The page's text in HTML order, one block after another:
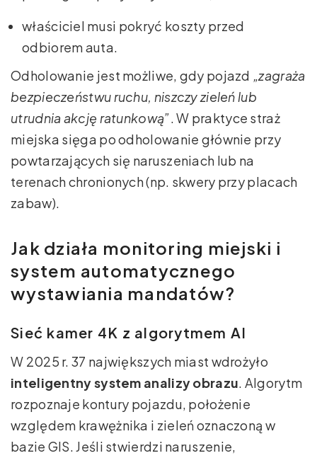
właściciel musi pokryć koszty przed
odbiorem auta.
Odholowanie jest możliwe, gdy pojazd „zagraża
bezpieczeństwu ruchu, niszczy zieleń lub
utrudnia akcję ratunkową”. W praktyce straż
miejska sięga po odholowanie głównie przy
powtarzających się naruszeniach lub na
terenach chronionych (np. skwery przy placach
zabaw).
Jak działa monitoring miejski i
system automatycznego
wystawiania mandatów?
Sieć kamer 4K z algorytmem AI
W 2025 r. 37 największych miast wdrożyło
inteligentny system analizy obrazu. Algorytm
rozpoznaje kontury pojazdu, położenie
względem krawężnika i zieleń oznaczoną w
bazie GIS. Jeśli stwierdzi naruszenie,